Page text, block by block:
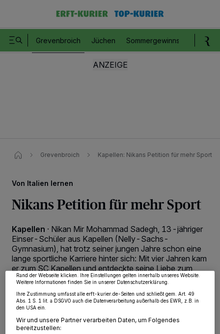
Grevenbroich Jüchen Sommergewinnspiel
Grevenbroich Kapellen: Nikans Petition für mehr Sport​
Von Italien lernen
Nikans Petition für mehr Sport
Kapellen · Nikan Mir Mohammad Sadegh, 13-jähriger
Einser-Schüler aus Kapellen (Nelly-Sachs-
Gymnasium), hat trotz seiner jungen Jahre schon eine
lange sportliche Karriere hinter sich: Mit vier Jahren kam
er zum SC Kapellen und entdeckte seine Liebe zum
Fußball.
29.04.2023 , 00:33 Uhr Eine Minute Lesezeit
wie Browserdaten oder eindeutige Kennungen auf Ihrem Gerät zu. Durch Auswahl
von OK aktivieren Sie Tracking-Technologien für die unter „Wir und unsere
Partner verarbeiten Daten, um Ihnen Dienste bereitzustellen“ aufgeführten
Zwecke. Wenn Tracker deaktiviert sind, sind manche Inhalte und Anzeigen
möglicherweise nicht mehr so relevant für Sie. Sie können dieses Menü jederzeit
wieder aufrufen, um Ihre Einstellungen zu ändern oder Ihre Einwilligung zu
widerrufen, indem Sie auf den Link Einstellungen oder Ablehnen am unteren
Rand der Webseite klicken. Ihre Einstellungen gelten innerhalb unseres Website.
Weitere Informationen finden Sie in unserer Datenschutzerklärung.
Ihre Zustimmung umfasst alle erft-kurier.de-Seiten und schließt gem. Art. 49
Abs. 1 S. 1 lit. a DSGVO auch die Datenverarbeitung außerhalb des EWR, z.B. in
den USA ein.
Wir und unsere Partner verarbeiten Daten, um Folgendes
bereitzustellen: